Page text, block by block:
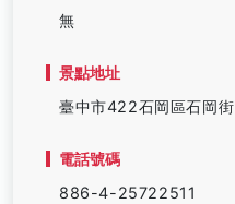
無
景點地址
臺中市422石岡區石岡街
電話號碼
886-4-25722511